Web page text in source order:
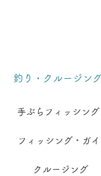
釣り・クルージン
手ぶらフィッシング
フィッシング・ガ
クルージング